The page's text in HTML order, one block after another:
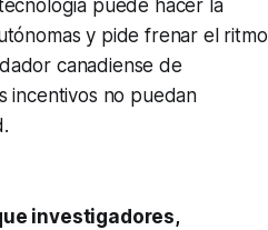
puede hacer la
y pide frenar el ritmo
canadiense de
incentivos no puedan
investigadores,